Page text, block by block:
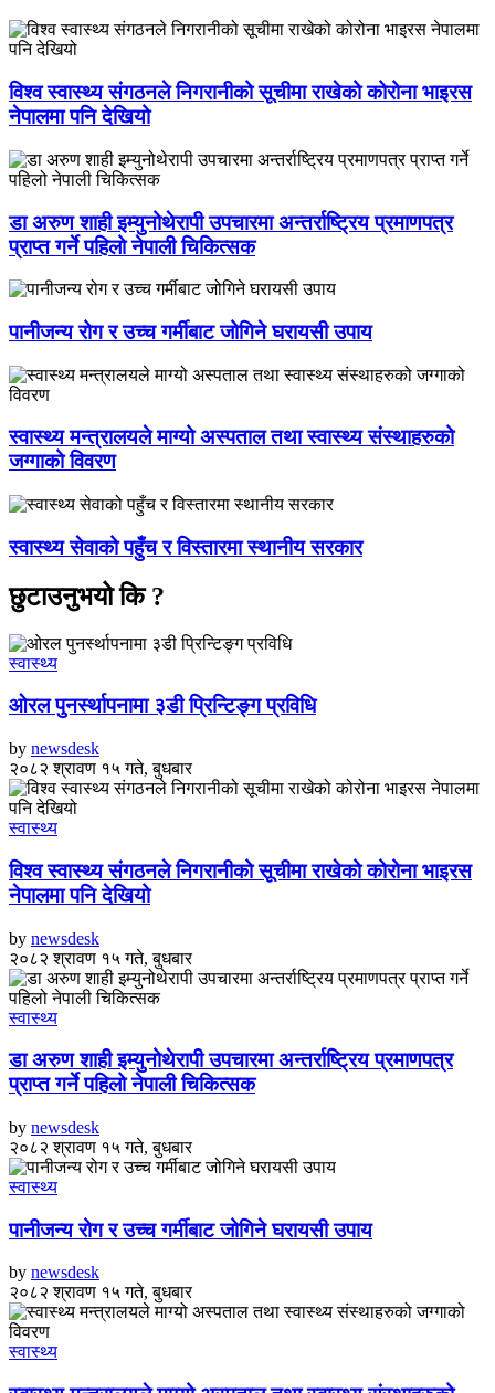
विश्व स्वास्थ्य संगठनले निगरानीको सूचीमा राखेको कोरोना भाइरस
नेपालमा पनि देखियो
डा अरुण शाही इम्युनोथेरापी उपचारमा अन्तर्राष्ट्रिय प्रमाणपत्र
प्राप्त गर्ने पहिलो नेपाली चिकित्सक
पानीजन्य रोग र उच्च गर्मीबाट जोगिने घरायसी उपाय
स्वास्थ्य मन्त्रालयले माग्यो अस्पताल तथा स्वास्थ्य संस्थाहरुको
जग्गाको विवरण
स्वास्थ्य सेवाको पहुँच र विस्तारमा स्थानीय सरकार
छुटाउनुभयो कि ?
स्वास्थ्य
ओरल पुनर्स्थापनामा ३डी प्रिन्टिङ्ग प्रविधि
by newsdesk
२०८२ श्रावण १५ गते, बुधबार
स्वास्थ्य
विश्व स्वास्थ्य संगठनले निगरानीको सूचीमा राखेको कोरोना भाइरस
नेपालमा पनि देखियो
by newsdesk
२०८२ श्रावण १५ गते, बुधबार
स्वास्थ्य
डा अरुण शाही इम्युनोथेरापी उपचारमा अन्तर्राष्ट्रिय प्रमाणपत्र
प्राप्त गर्ने पहिलो नेपाली चिकित्सक
by newsdesk
२०८२ श्रावण १५ गते, बुधबार
स्वास्थ्य
पानीजन्य रोग र उच्च गर्मीबाट जोगिने घरायसी उपाय
by newsdesk
२०८२ श्रावण १५ गते, बुधबार
स्वास्थ्य